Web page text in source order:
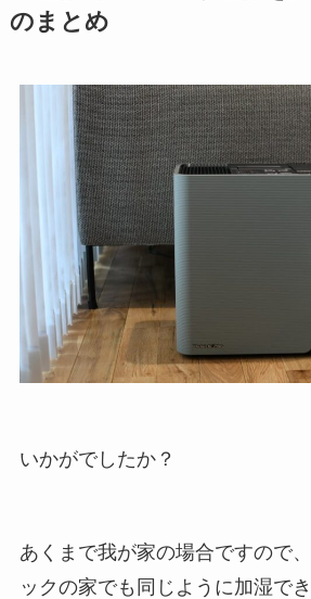
のまとめ
いかがでしたか？
あくまで我が家の場合ですので
ックの家でも同じように加湿で